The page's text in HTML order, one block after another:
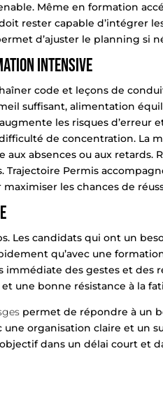
Même en formation
rester capable d’intégrer
d’ajuster le planning si
intensive
code et leçons de
suffisant, alimentation
les risques d’erreur
de concentration. La
aux absences ou aux retards.
Trajectoire Permis
les chances de
Les candidats qui ont un
qu’avec une
immédiate des gestes et des
une bonne résistance à la
permet de répondre à un
organisation claire et un
dans un délai court et